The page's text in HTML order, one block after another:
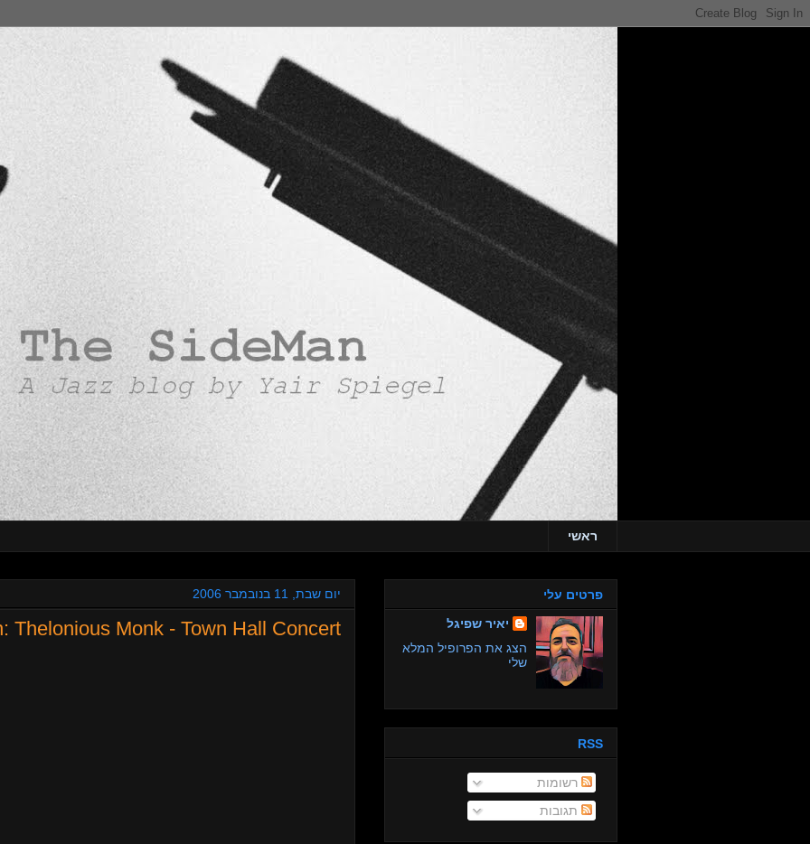
ראשי
יום שבת, 11 בנובמבר 2006
Thelonious Monk - Town Hall Concert
פרטים עלי
יאיר שפיגל
הצג את הפרופיל המלא
שלי
RSS
רשומות
תגובות